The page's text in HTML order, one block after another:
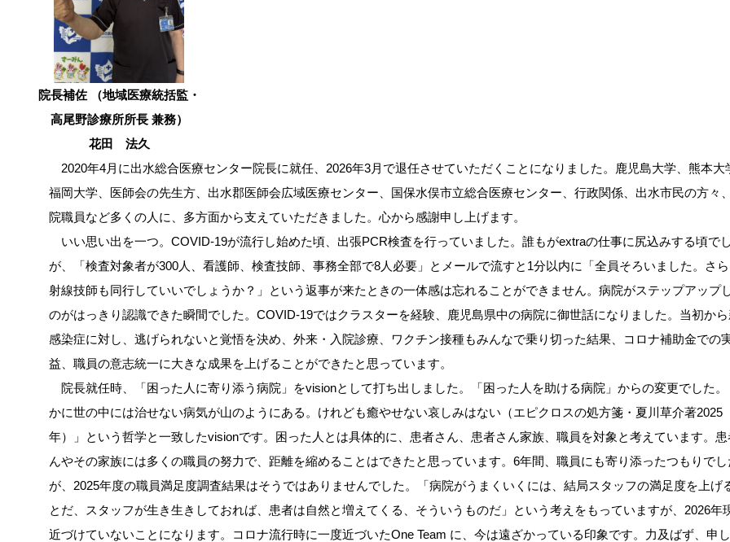
院長補佐 （地域医療統括監・
高尾野診療所所長 兼務）
花田 法久
2020年4月に出水総合医療センター院長に就任、2026年3月で退任させていただくことになりました。鹿児島大学、熊本大
福岡大学、医師会の先生方、出水郡医師会広域医療センター、国保水俣市立総合医療センター、行政関係、出水市民の方々
院職員など多くの人に、多方面から支えていただきました。心から感謝申し上げます。
いい思い出を一つ。COVID-19が流行し始めた頃、出張PCR検査を行っていました。誰もがextraの仕事に尻込みする頃で
が、「検査対象者が300人、看護師、検査技師、事務全部で8人必要」とメールで流すと1分以内に「全員そろいました。さ
射線技師も同行していいでしょうか？」という返事が来たときの一体感は忘れることができません。病院がステップアップ
のがはっきり認識できた瞬間でした。COVID-19ではクラスターを経験、鹿児島県中の病院に御世話になりました。当初か
感染症に対し、逃げられないと覚悟を決め、外来・入院診療、ワクチン接種もみんなで乗り切った結果、コロナ補助金での
益、職員の意志統一に大きな成果を上げることができたと思っています。
院長就任時、「困った人に寄り添う病院」をvisionとして打ち出しました。「困った人を助ける病院」からの変更でした。
かに世の中には治せない病気が山のようにある。けれども癒やせない哀しみはない（エピクロスの処方箋・夏川草介著2025
年）」という哲学と一致したvisionです。困った人とは具体的に、患者さん、患者さん家族、職員を対象と考えています。患
んやその家族には多くの職員の努力で、距離を縮めることはできたと思っています。6年間、職員にも寄り添ったつもりでし
が、2025年度の職員満足度調査結果はそうではありませんでした。「病院がうまくいくには、結局スタッフの満足度を上げ
とだ、スタッフが生き生きしておれば、患者は自然と増えてくる、そういうものだ」という考えをもっていますが、2026年
近づけていないことになります。コロナ流行時に一度近づいたOne Team に、今は遠ざかっている印象です。力及ばず、申